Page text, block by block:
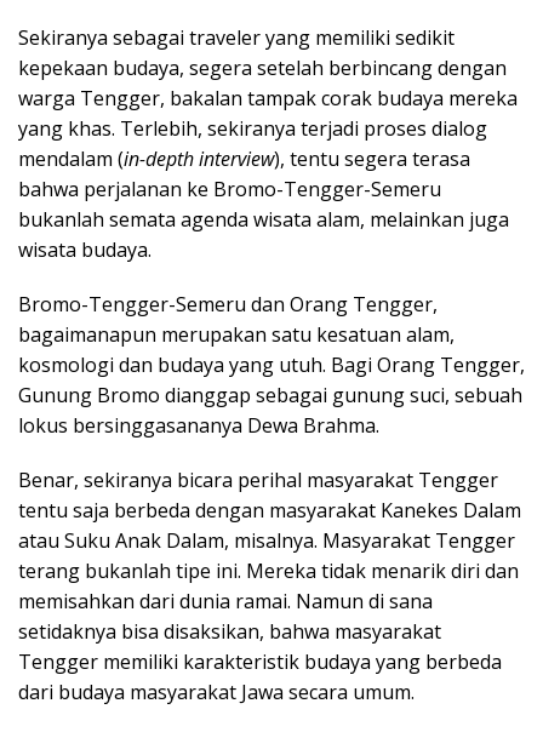
Sekiranya sebagai traveler yang memiliki sedikit
kepekaan budaya, segera setelah berbincang dengan
warga Tengger, bakalan tampak corak budaya mereka
yang khas. Terlebih, sekiranya terjadi proses dialog
mendalam (in-depth interview), tentu segera terasa
bahwa perjalanan ke Bromo-Tengger-Semeru
bukanlah semata agenda wisata alam, melainkan juga
wisata budaya.
Bromo-Tengger-Semeru dan Orang Tengger,
bagaimanapun merupakan satu kesatuan alam,
kosmologi dan budaya yang utuh. Bagi Orang Tengger,
Gunung Bromo dianggap sebagai gunung suci, sebuah
lokus bersinggasananya Dewa Brahma.
Benar, sekiranya bicara perihal masyarakat Tengger
tentu saja berbeda dengan masyarakat Kanekes Dalam
atau Suku Anak Dalam, misalnya. Masyarakat Tengger
terang bukanlah tipe ini. Mereka tidak menarik diri dan
memisahkan dari dunia ramai. Namun di sana
setidaknya bisa disaksikan, bahwa masyarakat
Tengger memiliki karakteristik budaya yang berbeda
dari budaya masyarakat Jawa secara umum.